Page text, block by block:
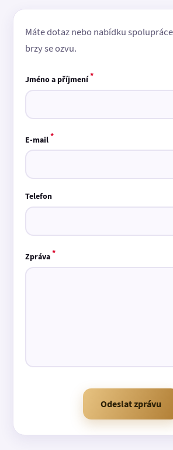
Máte dotaz nebo nabídku
brzy se ozvu.
Jméno a příjmení*
E-mail*
Telefon
Zpráva*
Odeslat zprávu